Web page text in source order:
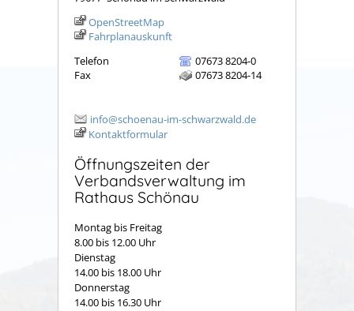
OpenStreetMap
Fahrplanauskunft
Telefon
07673 8204-0
Fax
07673 8204-14
info@schoenau-im-schwarzwald.de
Kontaktformular
Öffnungszeiten der
Verbandsverwaltung im
Rathaus Schönau
Montag bis Freitag
8.00 bis 12.00 Uhr
Dienstag
14.00 bis 18.00 Uhr
Donnerstag
14.00 bis 16.30 Uhr